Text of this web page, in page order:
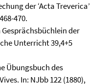
der ‘Acta Treverica’
470.
der
Unterricht 39,4+5
Übungsbuch des
In: NJbb 122 (1880),